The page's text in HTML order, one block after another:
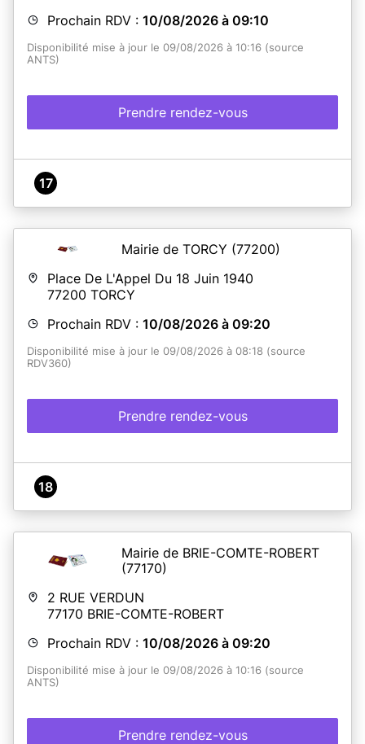
Prochain RDV : 10/08/2026 à 09:10
Disponibilité mise à jour le 09/08/2026 à 10:16 (source
ANTS)
Prendre rendez-vous
17
Mairie de TORCY (77200)
Place De L'Appel Du 18 Juin 1940
77200 TORCY
Prochain RDV : 10/08/2026 à 09:20
Disponibilité mise à jour le 09/08/2026 à 08:18 (source
RDV360)
Prendre rendez-vous
18
Mairie de BRIE-COMTE-ROBERT
(77170)
2 RUE VERDUN
77170 BRIE-COMTE-ROBERT
Prochain RDV : 10/08/2026 à 09:20
Disponibilité mise à jour le 09/08/2026 à 10:16 (source
ANTS)
Prendre rendez-vous